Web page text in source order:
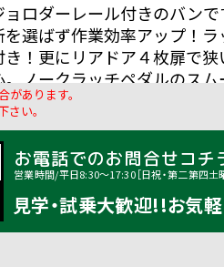
ロダーレール付きのバンで
を選ばず作業効率アップ！ラ
き！更にリアドア４枚扉で狭
ノークラッチペダルのスム
あります。
い。
お電話でのお問合せコチ
営業時間/平日8:30〜17:30［日祝・第二第四土
見学・試乗大歓迎!!お気軽